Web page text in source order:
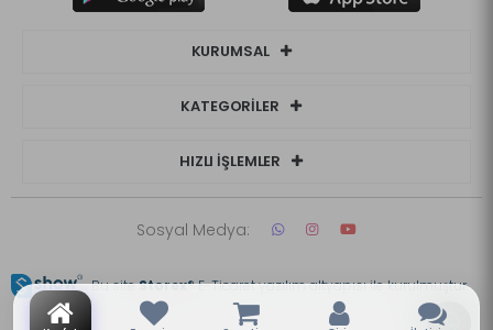
KURUMSAL
KATEGORİLER
HIZLI İŞLEMLER
Bu siteStorex® E-Ticaret yazılım altyapısı ile kurulmuştur.
Sosyal Medya: